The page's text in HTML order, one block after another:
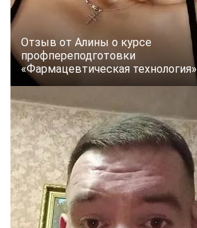
Отзыв от Алины о курсе
профпереподготовки
«Фармацевтическая технология»